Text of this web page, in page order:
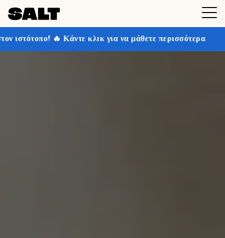
κλικ για να μάθετε περισσότερα Κερδίστε έως και